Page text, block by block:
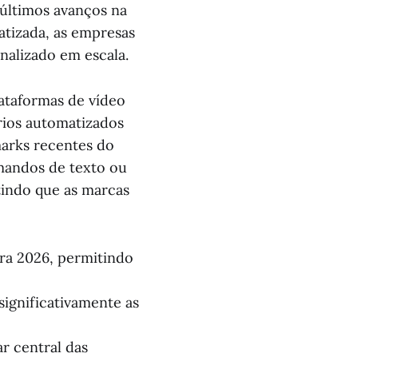
avanços na
as empresas
em escala.
de vídeo
automatizados
recentes do
de texto ou
que as marcas
2026, permitindo
as
central das